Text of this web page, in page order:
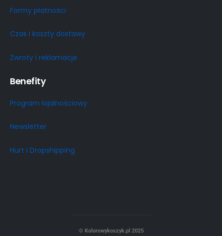
Formy płatności
Czas i koszty dostawy
Zwroty i reklamacje
Benefity
Program lojalnościowy
Newsletter
Hurt i Dropshipping
© Kolorowykoszyk.pl 2025